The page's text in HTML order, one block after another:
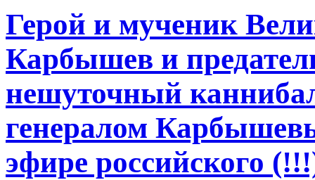
Герой и мученик
Карбышев и
нешуточный
генералом
эфире российского